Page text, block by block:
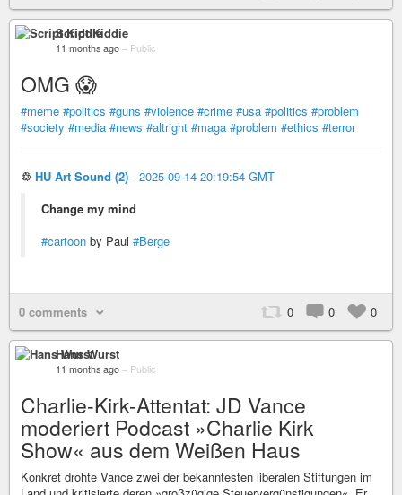
Script Kiddie
11 months ago – Public
OMG 😱
#meme #politics #guns #violence #crime #usa #politics #problem
#society #media #news #altright #maga #problem #ethics #terror
♲ HU Art Sound (2) - 2025-09-14 20:19:54 GMT
Change my mind
#cartoon by Paul #Berge
0 comments 0 0 0
Hans Wurst
11 months ago – Public
Charlie-Kirk-Attentat: JD Vance
moderiert Podcast »Charlie Kirk
Show« aus dem Weißen Haus
Konkret drohte Vance zwei der bekanntesten liberalen Stiftungen im